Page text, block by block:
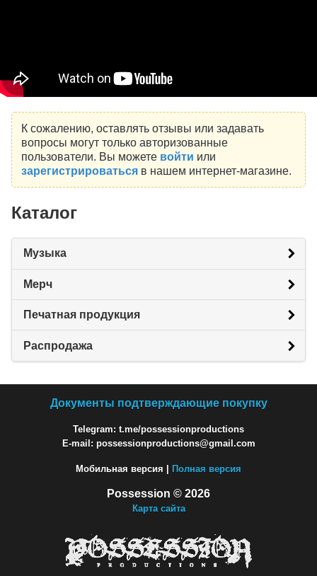
К сожалению, оставлять отзывы или задавать
вопросы могут только авторизованные
пользователи. Вы можете войти или
зарегистрироватьсяв нашем интернет-магазине.
Каталог
Музыка
Мерч
Печатная продукция
Распродажа
Документы подтверждающие покупку
Telegram: t.me/possessionproductions
E-mail: possessionproductions@gmail.com
Мобильная версия | Полная версия
Possession © 2026
Карта сайта